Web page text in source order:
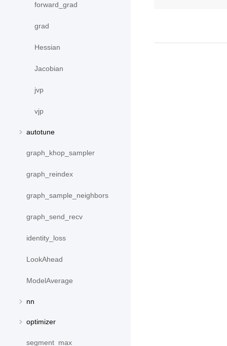
forward_grad
grad
Hessian
Jacobian
jvp
vjp
autotune
graph_khop_sampler
graph_reindex
graph_sample_neighbors
graph_send_recv
identity_loss
LookAhead
ModelAverage
nn
optimizer
segment_max